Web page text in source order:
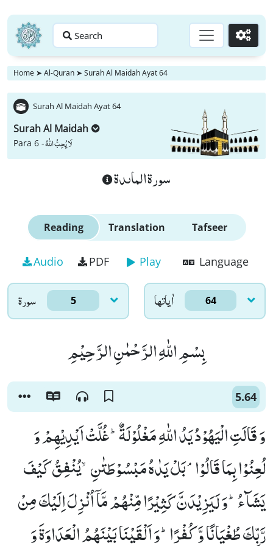
Search Go
Home ➤ Al-Quran ➤ Surah Al Maidah Ayat 64
Surah Al Maidah Ayat 64
Surah Al Maidah
Para 6 -لَا یُحِبُّ اللّٰهُ
سورة الماىدة
Reading Translation Tafseer
Audio PDF Play Language
سورۃ 5 اٰياتها 64
بِسْمِ اللّٰهِ الرَّحْمٰنِ الرَّحِیْمِ
5.64
وَ قَالَتِ الْیَهُوْدُ یَدُ اللّٰهِ مَغْلُوْلَةٌؕ-غُلَّتْ اَیْدِیْهِمْ وَ
لُعِنُوْا بِمَا قَالُوْاۘ-بَلْ یَدٰهُ مَبْسُوْطَتٰنِۙ-یُنْفِقُ كَیْفَ
یَشَآءُؕ-وَ لَیَزِیْدَنَّ كَثِیْرًا مِّنْهُمْ مَّاۤ اُنْزِلَ اِلَیْكَ مِنْ
رَّبِّكَ طُغْیَانًا وَّ كُفْرًاؕ-وَ اَلْقَیْنَا بَیْنَهُمُ الْعَدَاوَةَ وَ